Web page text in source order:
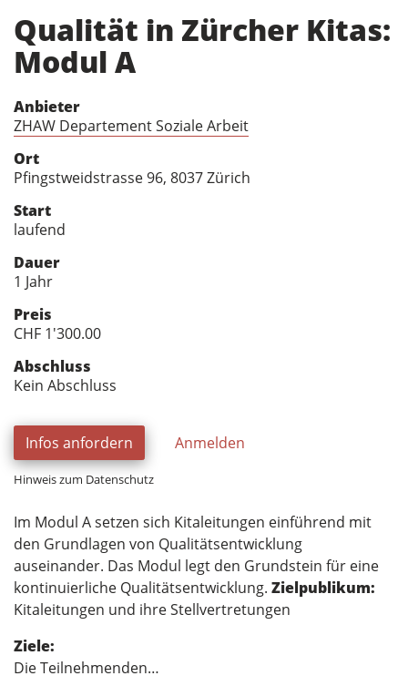
Qualität in Zürcher Kitas:
Modul A
Anbieter
ZHAW Departement Soziale Arbeit
Ort
Pfingstweidstrasse 96, 8037 Zürich
Start
laufend
Dauer
1 Jahr
Preis
CHF 1'300.00
Abschluss
Kein Abschluss
Infos anfordern Anmelden
Hinweis zum Datenschutz
Im Modul A setzen sich Kitaleitungen einführend mit
den Grundlagen von Qualitätsentwicklung
auseinander. Das Modul legt den Grundstein für eine
kontinuierliche Qualitätsentwicklung. Zielpublikum:
Kitaleitungen und ihre Stellvertretungen
Ziele:
Die Teilnehmenden…